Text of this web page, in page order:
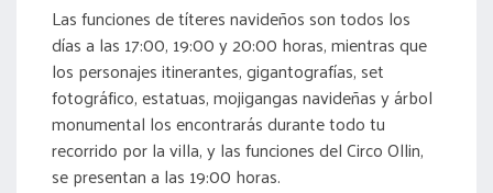
Las funciones de títeres navideños son todos los
días a las 17:00, 19:00 y 20:00 horas, mientras que
los personajes itinerantes, gigantografías, set
fotográfico, estatuas, mojigangas navideñas y árbol
monumental los encontrarás durante todo tu
recorrido por la villa, y las funciones del Circo Ollin,
se presentan a las 19:00 horas.